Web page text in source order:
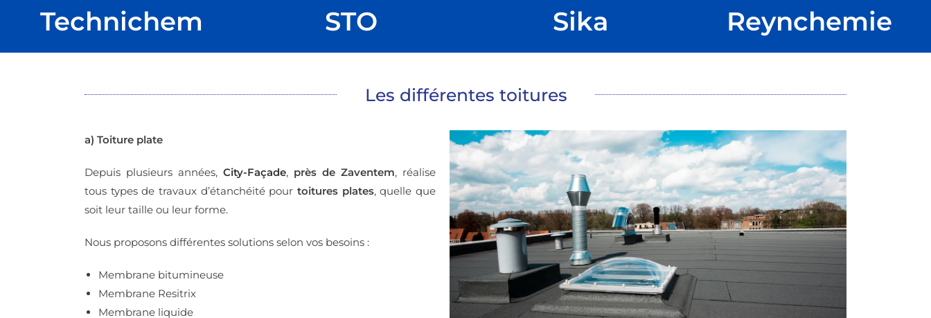
Technichem STO Sika Reynchemie
Les différentes toitures
a) Toiture plate
Depuis plusieurs années, City-Façade, près de Zaventem, réalise
tous types de travaux d’étanchéité pour toitures plates, quelle que
soit leur taille ou leur forme.
Nous proposons différentes solutions selon vos besoins :
Membrane bitumineuse
Membrane Resitrix
Membrane liquide